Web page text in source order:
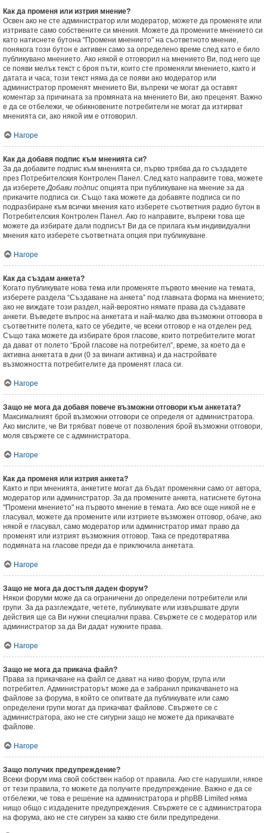
Как да променя или изтрия мнение?
Освен ако не сте администратор или модератор, можете да променяте или
изтривате само собствените си мнения. Можете да промените мнението си
като натиснете бутона "Промени мнението" на съответното мнение,
понякога този бутон е активен само за определено време след като е било
публикувано мнението. Ако някой е отговорил на мнението Ви, под него ще
се появи мелък текст с броя пъти, които сте променяли мнението, както и
датата и часа; този текст няма да се появи ако модератор или
администратор променят мнението Ви, въпреки че могат да оставят
коментар за причината за промяната на мнението Ви, ако преценят. Важно
е да се отбележи, че обикновените потребители не могат да изтирват
мненията си, ако някой им е отговорил.
Нагоре
Как да добавя подпис към мненията си?
За да добавите подпис към мненията си, първо трябва да го създадете
през Потребителския Контролен Панел. След като направите това, можете
да изберетеДобави подпис опцията при публикуване на мнение за да
прикачите подписа си. Също така можете да добавяте подписа си по
подразбиране към всички мнения като изберете съответния радио бутон в
Потребителския Контролен Панел. Ако го направите, въпреки това ще
можете да избирате дали подписът Ви да се прилага към индивидуални
мнения като изберете съответната опция при публикуване.
Нагоре
Как да създам анкета?
Когато публикувате нова тема или променяте първото мнение на темата,
изберете раздела “Създаване на анкета” под главната форма на мнението;
ако не виждате този раздел, най-вероятно нямате права да създавате
анкети. Въведете въпрос на анкетата и най-малко два възможни отговора в
съответните полета, като се убедите, че всеки отговор е на отделен ред.
Също така можете да избирате броя гласове, които потребителите могат
да дават от полето “Брой гласове на потребител”, време, за което да е
активна анкетата в дни (0 за винаги активна) и да настройвате
възможността потребителите да променят гласа си.
Нагоре
Защо не мога да добавя повече възможни отговори към анкетата?
Максималният брой възможни отговори се определя от администратора.
Ако мислите, че Ви трябват повече от позволения брой възможни отговори,
моля свържете се с администратора.
Нагоре
Как да променя или изтрия анкета?
Както и при мненията, анкетите могат да бъдат променяни само от автора,
модератор или администратор. За да промените анкета, натиснете бутона
"Промени мнението" на първото мнение в темата. Ако все още никой не е
гласувал, можете да промените или изтриете възможен отговор, обаче, ако
някой е гласувал, само модератор или администратор имат право да
променят или изтрият възможния отговор. Така се предотвратява
подмяната на гласове преди да е приключила анкетата.
Нагоре
Защо не мога да достъпя даден форум?
Някои форуми може да са ограничени до определени потребители или
групи. За да разглеждате, четете, публикувате или извършвате други
действия ще са Ви нужни специални права. Свържете се с модератор или
администратор за да Ви дадат нужните права.
Нагоре
Защо не мога да прикача файл?
Права за прикачване на файл се дават на ниво форум, група или
потребител. Администраторът може да е забранил прикачването на
файлове за форума, в който се опитвате да публикувате или само
определени групи могат да прикачват файлове. Свържете се с
администратора, ако не сте сигурни защо не можете да прикачвате
файлове.
Нагоре
Защо получих предупреждение?
Всеки форум има свой собствен набор от правила. Ако сте нарушили, някое
от тези правила, то можете да получите предупреждение. Важно е да се
отбележи, че това е решение на администратора и phpBB Limited няма
нищо общо с издадените предупреждения. Свържете се с администратора
на форума, ако не сте сигурен за какво сте били предупредени.